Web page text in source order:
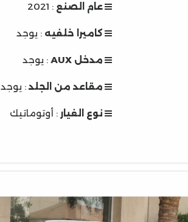
عام الصنع : 2021
كاميرا خلفيه : يوجد
مدخل AUX : يوجد
مقاعد من الجلد : يوجد
نوع الغيار : أوتوماتيك